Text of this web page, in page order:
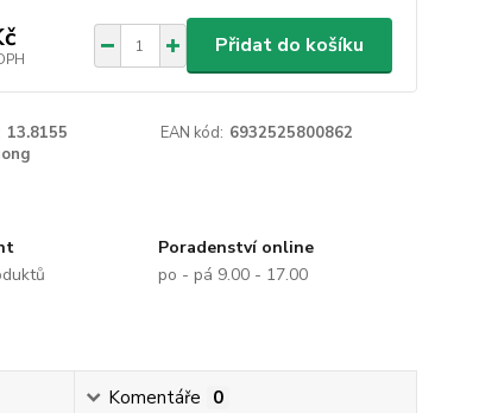
Přidat do košíku
13.8155 EAN kód: 6932525800862
Poradenství online
po - pá 9.00 - 17.00
Komentáře 0